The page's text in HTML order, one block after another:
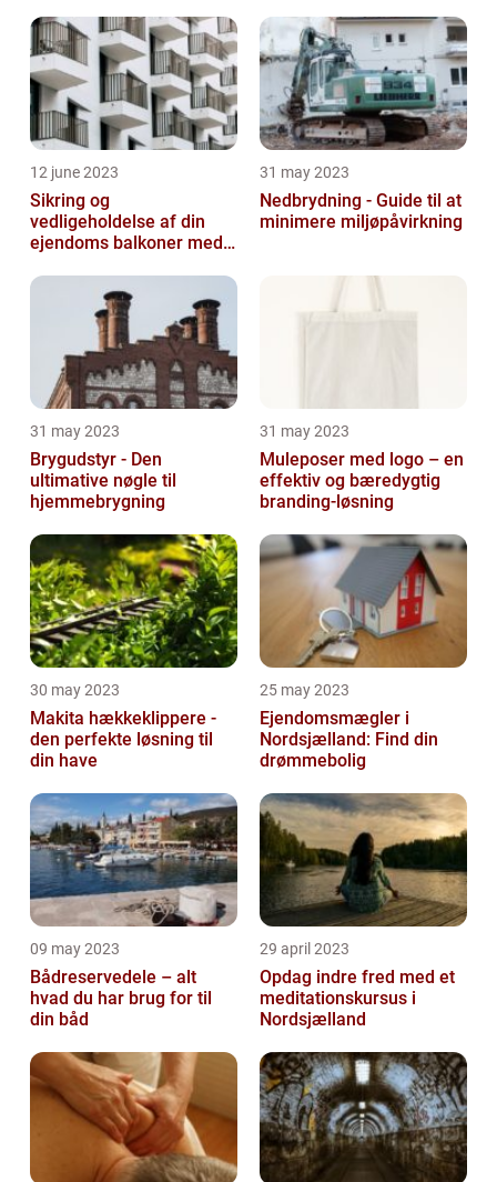
12 june 2023
Sikring og
vedligeholdelse af din
ejendoms balkoner med
31 may 2023
Nedbrydning - Guide til at
minimere miljøpåvirkning
31 may 2023
Brygudstyr - Den
ultimative nøgle til
hjemmebrygning
31 may 2023
Muleposer med logo – en
effektiv og bæredygtig
branding-løsning
30 may 2023
Makita hækkeklippere -
den perfekte løsning til
din have
25 may 2023
Ejendomsmægler i
Nordsjælland: Find din
drømmebolig
09 may 2023
Bådreservedele – alt
hvad du har brug for til
din båd
29 april 2023
Opdag indre fred med et
meditationskursus i
Nordsjælland